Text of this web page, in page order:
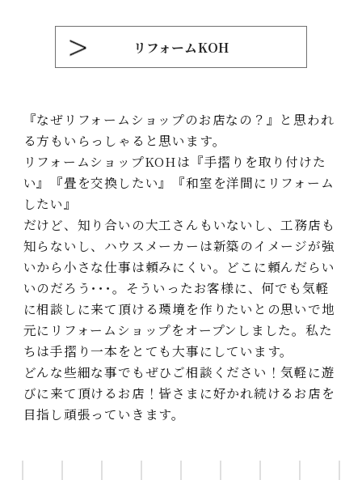
リフォームKOH
『なぜリフォームショップのお店なの？』と思われ
る⽅もいらっしゃると思います。
リフォームショップKOHは『⼿摺りを取り付けた
い』『畳を交換したい』『和室を洋間にリフォーム
したい』
だけど、知り合いの⼤⼯さんもいないし、⼯務店も
知らないし、ハウスメーカーは新築のイメージが強
いから⼩さな仕事は頼みにくい。どこに頼んだらい
いのだろう･･･。そういったお客様に、何でも気軽
に相談しに来て頂ける環境を作りたいとの思いで地
元にリフォームショップをオープンしました。私た
ちは⼿摺り⼀本をとても⼤事にしています。
どんな些細な事でもぜひご相談ください！気軽に遊
びに来て頂けるお店！皆さまに好かれ続けるお店を
⽬指し頑張っていきます。